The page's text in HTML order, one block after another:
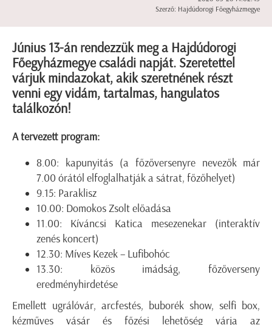
Szerző: Hajdúdorogi Főegyházmegye
Június 13-án rendezzük meg a Hajdúdorogi
Főegyházmegye családi napját. Szeretettel
várjuk mindazokat, akik szeretnének részt
venni egy vidám, tartalmas, hangulatos
találkozón!
A tervezett program:
8.00: kapunyitás (a főzőversenyre nevezők már
7.00 órától elfoglalhatják a sátrat, főzőhelyet)
9.15: Paraklisz
10.00: Domokos Zsolt előadása
11.00: Kíváncsi Katica mesezenekar (interaktív
zenés koncert)
12.30: Míves Kezek – Lufibohóc
13.30: közös imádság, főzőverseny
eredményhirdetése
Emellett ugrálóvár, arcfestés, buborék show, selfi box,
kézműves vásár és főzési lehetőség várja az